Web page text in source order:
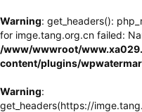
Warning: get_headers():
for imge.tang.org.cn failed:
/www/wwwroot/
content/plugins/
Warning:
get_headers(https://